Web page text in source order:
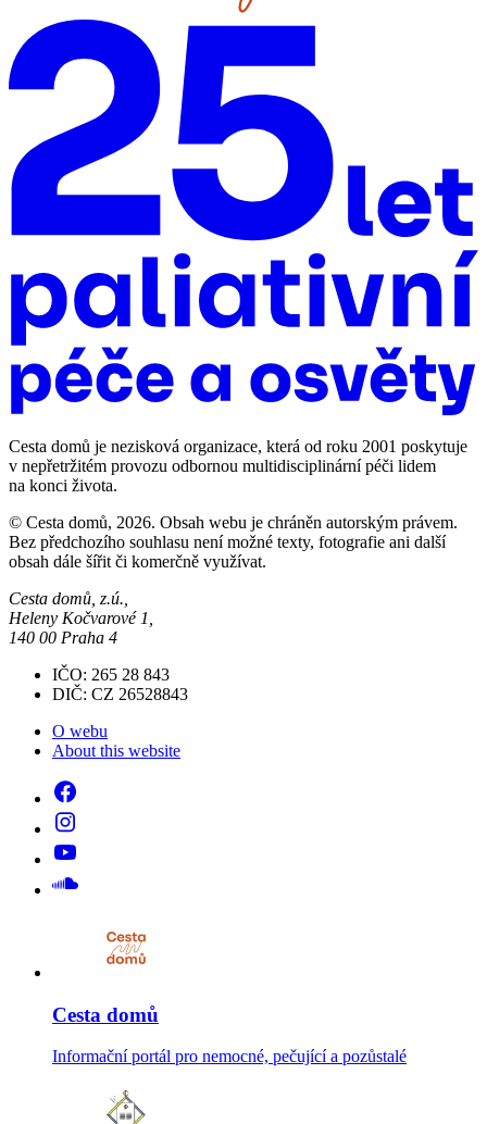
Cesta domů je nezisková organizace, která od roku 2001 poskytuje
v nepřetržitém provozu odbornou multidisciplinární péči lidem
na konci života.
© Cesta domů, 2026. Obsah webu je chráněn autorským právem.
Bez předchozího souhlasu není možné texty, fotografie ani další
obsah dále šířit či komerčně využívat.
Cesta domů, z.ú.,
Heleny Kočvarové 1,
140 00 Praha 4
IČO: 265 28 843
DIČ: CZ 26528843
O webu
About this website
Cesta domů
Informační portál pro nemocné, pečující a pozůstalé